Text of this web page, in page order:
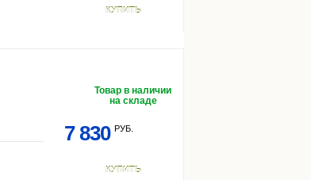
КУПИТЬ
Товар в наличии
на складе
7 830 РУБ.
КУПИТЬ